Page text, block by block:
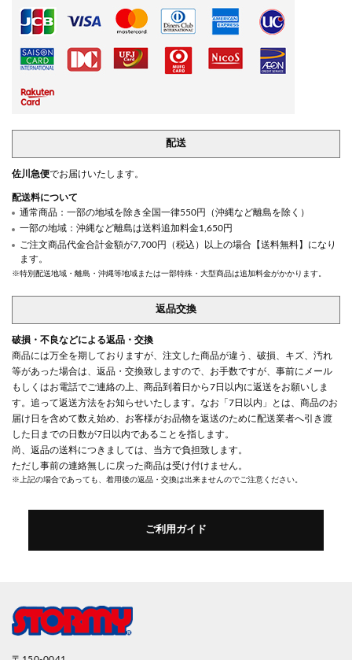
配送
佐川急便でお届けいたします。
配送料について
通常商品：一部の地域を除き全国一律550円（沖縄など離島を除く）
一部の地域：沖縄など離島は送料追加料金1,650円
ご注文商品代金合計金額が7,700円（税込）以上の場合【送料無料】になり
ます。
※特別配送地域・離島・沖縄等地域または一部特殊・大型商品は追加料金がかかります。
返品交換
破損・不良などによる返品・交換
商品には万全を期しておりますが、注文した商品が違う、破損、キズ、汚れ
等があった場合は、返品・交換致しますので、お手数ですが、事前にメール
もしくはお電話でご連絡の上、商品到着日から7日以内に返送をお願いしま
す。追って返送方法をお知らせいたします。なお「7日以内」とは、商品のお
届け日を含めて数え始め、お客様がお品物を返送のために配送業者へ引き渡
した日までの日数が7日以内であることを指します。
尚、返品の送料につきましては、当方で負担致します。
ただし事前の連絡無しに戻った商品は受け付けません。
※上記の場合であっても、着用後の返品・交換は出来ませんのでご注意ください。
ご利用ガイド